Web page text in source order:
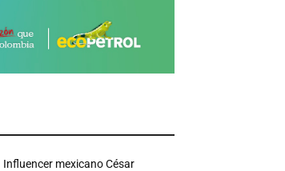
Influencer mexicano César